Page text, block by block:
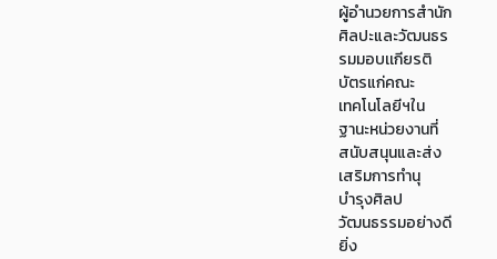
ผู้อำนวยการสำนัก
ศิลปะและวัฒนธร
รมมอบเเกียรติ
บัตรแก่คณะ
เทคโนโลยีฯใน
ฐานะหน่วยงานที่
สนับสนุนและส่ง
เสริมการทำนุ
บำรุงศิลป
วัฒนธรรมอย่างดี
ยิ่ง